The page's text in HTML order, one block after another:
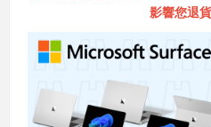
影響您退貨